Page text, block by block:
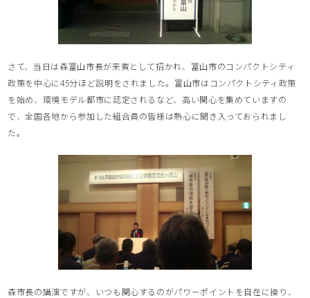
さて、当日は森富山市長が来賓として招かれ、富山市のコンパクトシティ
政策を中心に45分ほど説明をされました。富山市はコンパクトシティ政策
を始め、環境モデル都市に認定されるなど、高い関心を集めていますの
で、全国各地から参加した組合員の皆様は熱心に聞き入っておられまし
た。
森市長の講演ですが、いつも関心するのがパワーポイントを自在に操り、